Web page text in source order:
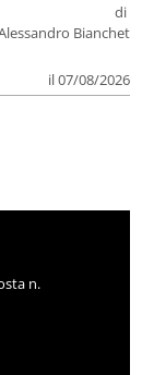
di
Bianchet
il 07/08/2026
n.